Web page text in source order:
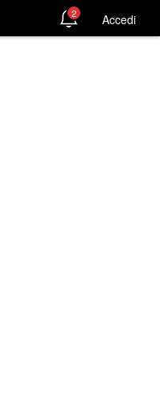
2 Accedi